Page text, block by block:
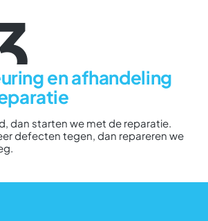
en afhandeling
dan starten we met de reparatie.
defecten tegen, dan repareren we